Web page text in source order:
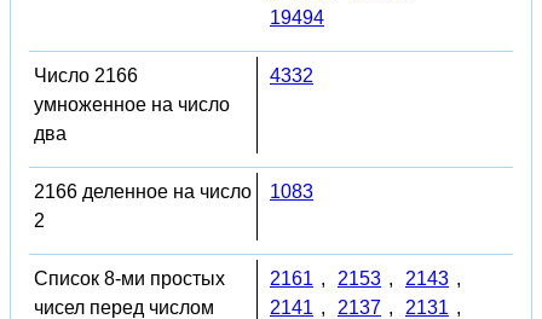
19494
Число 2166
умноженное на число
два
4332
2166 деленное на число
2
1083
Список 8-ми простых
чисел перед числом
2161 , 2153 , 2143 ,
2141 , 2137 , 2131 ,